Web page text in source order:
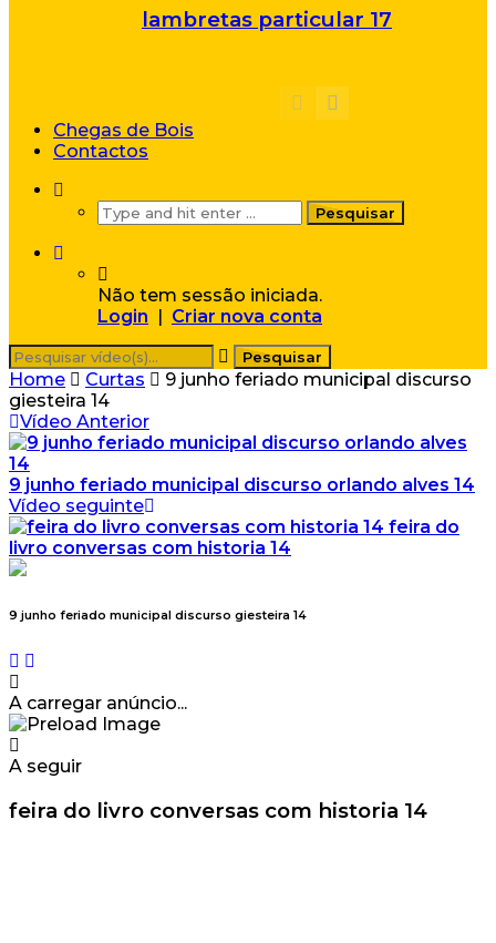
lambretas particular 17
Chegas de Bois
Contactos
Não tem sessão iniciada.
Login
Criar nova conta
Home Curtas
9 junho feriado municipal discurso
giesteira 14
Vídeo Anterior
9 junho feriado municipal discurso orlando alves 14
Vídeo seguinte
feira do
livro conversas com historia 14
9 junho feriado municipal discurso giesteira 14
A carregar anúncio...
A seguir
feira do livro conversas com historia 14